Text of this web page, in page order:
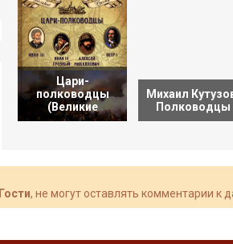
Цари-
полководцы
(Великие
Михаил
Полководцы
Гости, не могут оставлять комментарии к